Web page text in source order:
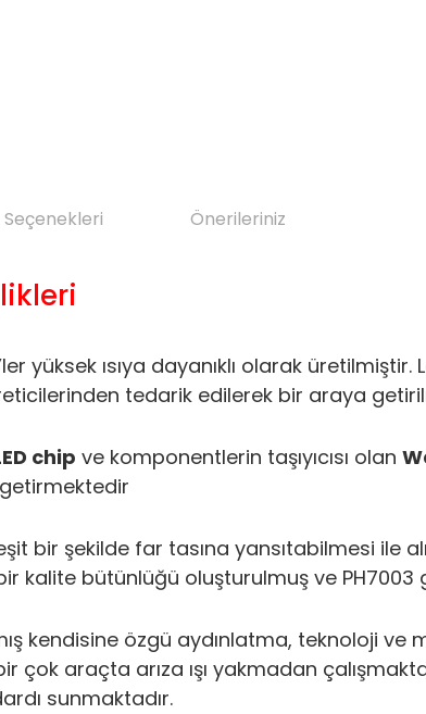
Önerileriniz
yüksek ısıya dayanıklı olarak
tedarik edilerek bir araya
chip ve komponentlerin taşıyıcısı olan
bir şekilde far tasına yansıtabilmesi ile
kalite bütünlüğü oluşturulmuş ve PH7003
kendisine özgü aydınlatma, teknoloji ve
çok araçta arıza ışı yakmadan
sunmaktadır.